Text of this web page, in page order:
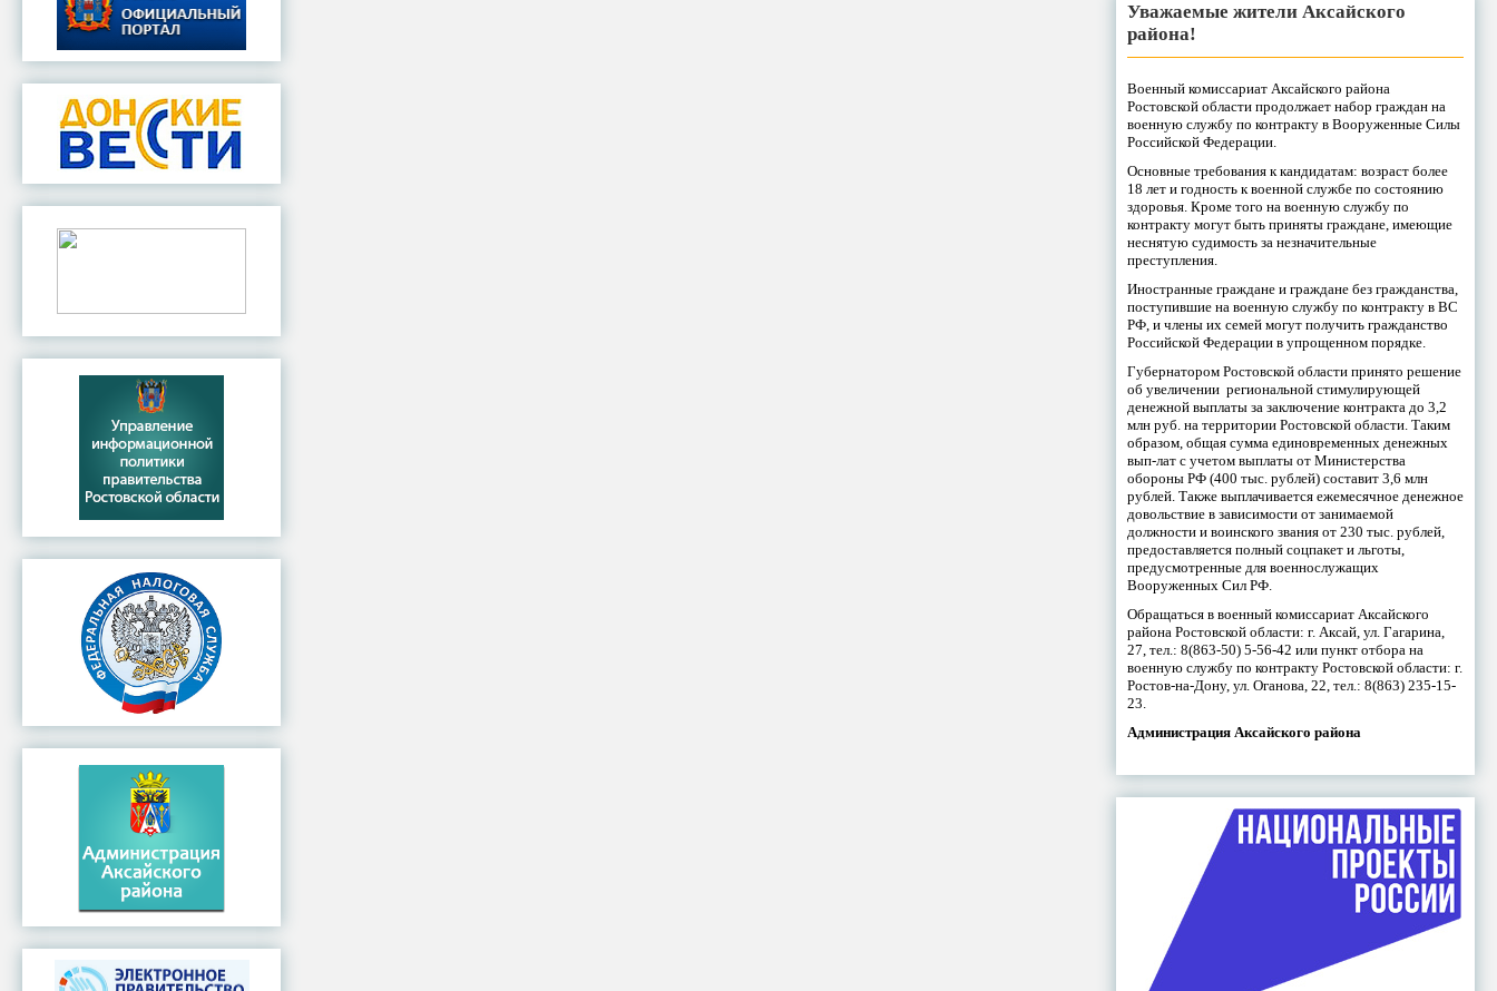
Уважаемые жители Аксайского
района!
Военный комиссариат Аксайского района
Ростовской области продолжает набор граждан на
военную службу по контракту в Вооруженные Силы
Российской Федерации.
Основные требования к кандидатам: возраст более
18 лет и годность к военной службе по состоянию
здоровья. Кроме того на военную службу по
контракту могут быть приняты граждане, имеющие
неснятую судимость за незначительные
преступления.
Иностранные граждане и граждане без гражданства,
поступившие на военную службу по контракту в ВС
РФ, и члены их семей могут получить гражданство
Российской Федерации в упрощенном порядке.
Губернатором Ростовской области принято решение
об увеличении региональной стимулирующей
денежной выплаты за заключение контракта до 3,2
млн руб. на территории Ростовской области. Таким
образом, общая сумма единовременных денежных
вып-лат с учетом выплаты от Министерства
обороны РФ (400 тыс. рублей) составит 3,6 млн
рублей. Также выплачивается ежемесячное денежное
довольствие в зависимости от занимаемой
должности и воинского звания от 230 тыс. рублей,
предоставляется полный соцпакет и льготы,
предусмотренные для военнослужащих
Вооруженных Сил РФ.
Обращаться в военный комиссариат Аксайского
района Ростовской области: г. Аксай, ул. Гагарина,
27, тел.: 8(863-50) 5-56-42 или пункт отбора на
военную службу по контракту Ростовской области: г.
Ростов-на-Дону, ул. Оганова, 22, тел.: 8(863) 235-15-
23.
Администрация Аксайского района